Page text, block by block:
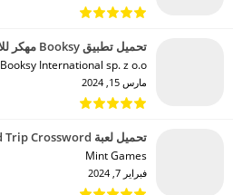
تحميل تطبيق Booksy مهكر للاندرويد 2024
Booksy International sp. z o.o.‏
مارس 15, 2024
تحميل لعبة Word Trip Crossword مهكرة للاندرويد 2024
Mint Games‏
فبراير 7, 2024